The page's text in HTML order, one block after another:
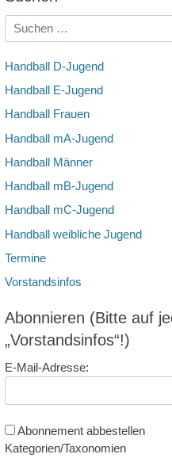
Suchen
nach:
Handball D-Jugend
Handball E-Jugend
Handball Frauen
Handball mA-Jugend
Handball Männer
Handball mB-Jugend
Handball mC-Jugend
Handball weibliche Jugend
Termine
Vorstandsinfos
Abonnieren (Bitte auf
„Vorstandsinfos“!)
E-Mail-Adresse:
Abonnement abbestellen
Kategorien/Taxonomien